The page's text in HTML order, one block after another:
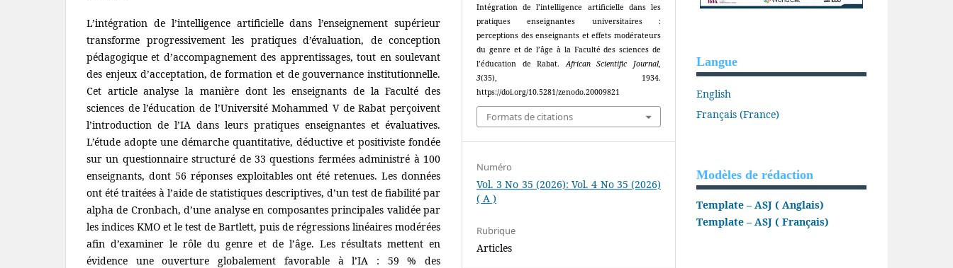
L’intégration de l’intelligence artificielle dans l’enseignement supérieur
transforme progressivement les pratiques d’évaluation, de conception
pédagogique et d’accompagnement des apprentissages, tout en soulevant
des enjeux d’acceptation, de formation et de gouvernance institutionnelle.
Cet article analyse la manière dont les enseignants de la Faculté des
sciences de l’éducation de l’Université Mohammed V de Rabat perçoivent
l’introduction de l’IA dans leurs pratiques enseignantes et évaluatives.
L’étude adopte une démarche quantitative, déductive et positiviste fondée
sur un questionnaire structuré de 33 questions fermées administré à 100
enseignants, dont 56 réponses exploitables ont été retenues. Les données
ont été traitées à l’aide de statistiques descriptives, d’un test de fiabilité par
alpha de Cronbach, d’une analyse en composantes principales validée par
les indices KMO et le test de Bartlett, puis de régressions linéaires modérées
afin d’examiner le rôle du genre et de l’âge. Les résultats mettent en
évidence une ouverture globalement favorable à l’IA : 59 % des
Intégration de l’intelligence artificielle dans les
pratiques enseignantes universitaires :
perceptions des enseignants et effets modérateurs
du genre et de l’âge à la Faculté des sciences de
l’éducation de Rabat.African Scientific Journal,
3(35), 1934.
https://doi.org/10.5281/zenodo.20009821
Formats de citations
Numéro
Vol. 3 No 35 (2026): Vol. 4 No 35 (2026)
( A )
Rubrique
Articles
Langue
English
Français (France)
Modèles de rédaction
Template – ASJ ( Anglais)
Template – ASJ ( Français)